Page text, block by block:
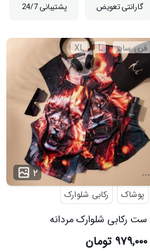
گارانتی تعویض پشتیبانی 24/7
فری سایز L
XL
۲ ...
پوشاک رکابی شلوارک
ست رکابی شلوارک مردانه
Lion_Black مدل 3997
۹۷۹,۰۰۰ تومان